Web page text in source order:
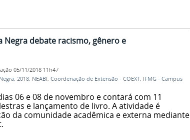
Negra debate racismo, gênero e
05/11/2018 11h47
, 2018, NEABI, Coordenação de Extensão - COEXT, IFMG - Campus
06 e 08 de novembro e contará com 11
e lançamento de livro. A atividade é
da comunidade acadêmica e externa mediante